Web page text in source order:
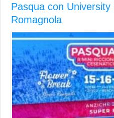
Pasqua con
Romagnola